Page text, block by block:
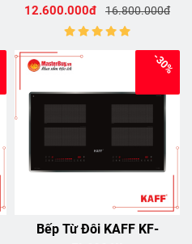
12.600.000đ 16.800.000đ
Bếp Từ Đôi KAFF KF-
-30%